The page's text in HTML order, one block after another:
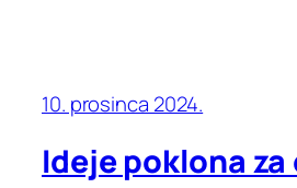
10. prosinca 2024.
Ideje poklona